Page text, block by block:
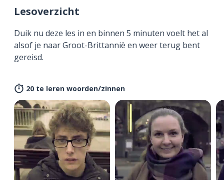
Lesoverzicht
Duik nu deze les in en binnen 5 minuten voelt het al
alsof je naar Groot-Brittannië en weer terug bent
gereisd.
20 te leren woorden/zinnen